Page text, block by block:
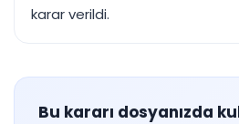
karar verildi.
Bu kararı dosyanızda